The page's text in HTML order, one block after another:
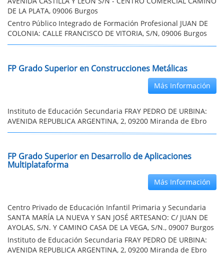
DE LA PLATA, 09006 Burgos
Centro Público Integrado de Formación Profesional JUAN DE
COLONIA: CALLE FRANCISCO DE VITORIA, S/N, 09006 Burgos
FP Grado Superior en Construcciones Metálicas
Más Información
Instituto de Educación Secundaria FRAY PEDRO DE URBINA:
AVENIDA REPUBLICA ARGENTINA, 2, 09200 Miranda de Ebro
FP Grado Superior en Desarrollo de Aplicaciones
Multiplataforma
Más Información
Centro Privado de Educación Infantil Primaria y Secundaria
SANTA MARÍA LA NUEVA Y SAN JOSÉ ARTESANO: C/ JUAN DE
AYOLAS, S/N. Y CAMINO CASA DE LA VEGA, S/N., 09007 Burgos
Instituto de Educación Secundaria FRAY PEDRO DE URBINA:
AVENIDA REPUBLICA ARGENTINA, 2, 09200 Miranda de Ebro